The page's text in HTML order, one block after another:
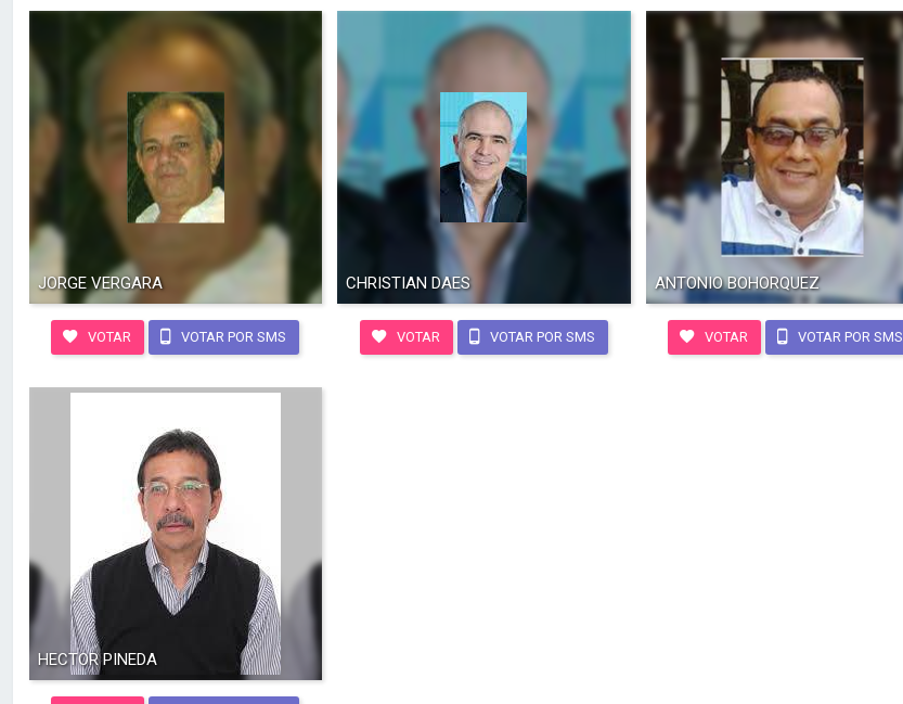
JORGE VERGARA
VOTAR VOTAR POR SMS
CHRISTIAN DAES
VOTAR VOTAR POR SMS
ANTONIO BOHORQUEZ
VOTAR VOTAR POR SMS
HECTOR PINEDA